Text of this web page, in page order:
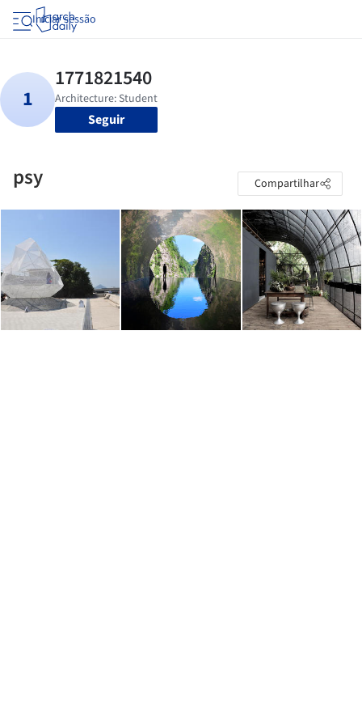
Iniciar sessão
Seguir
psy Compartilhar